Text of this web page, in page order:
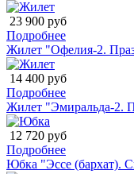
23 900 руб
Подробнее
Жилет "Офелия-2.
14 400 руб
Подробнее
Жилет "Эмиральда-2.
12 720 руб
Подробнее
Юбка "Эссе (бархат).